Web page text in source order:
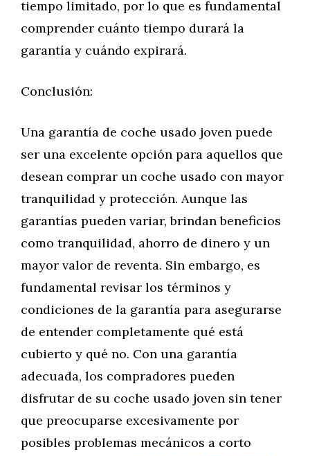
tiempo limitado, por lo que es fundamental
comprender cuánto tiempo durará la
garantía y cuándo expirará.
Conclusión:
Una garantía de coche usado joven puede
ser una excelente opción para aquellos que
desean comprar un coche usado con mayor
tranquilidad y protección. Aunque las
garantías pueden variar, brindan beneficios
como tranquilidad, ahorro de dinero y un
mayor valor de reventa. Sin embargo, es
fundamental revisar los términos y
condiciones de la garantía para asegurarse
de entender completamente qué está
cubierto y qué no. Con una garantía
adecuada, los compradores pueden
disfrutar de su coche usado joven sin tener
que preocuparse excesivamente por
posibles problemas mecánicos a corto